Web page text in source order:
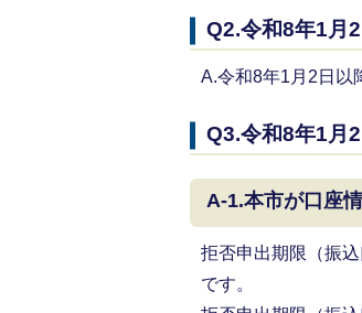
Q2.令和8年1月
A.令和8年1月2日以
Q3.令和8年1月
A-1.本市が口座
拒否申出期限（振
です。